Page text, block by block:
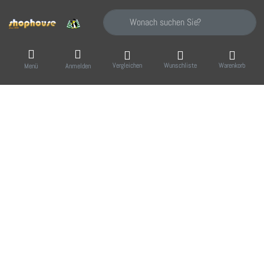
Geben Sie einen Suchbegriff ein. Während
Menü Anmelden Vergleichen Wunschliste Warenkorb